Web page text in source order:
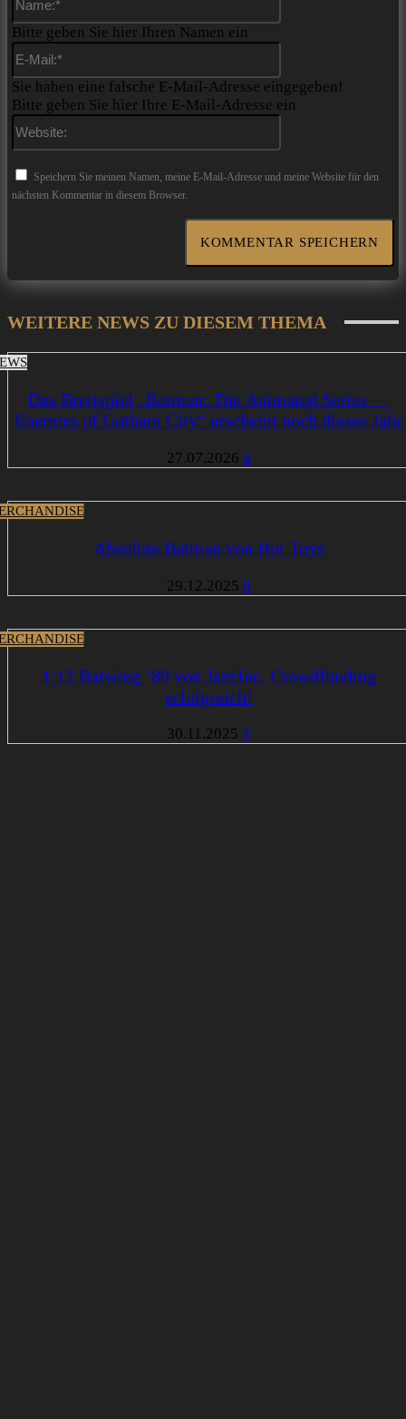
Bitte geben Sie hier Ihren Namen ein
Sie haben eine falsche E-Mail-Adresse eingegeben!
Bitte geben Sie hier Ihre E-Mail-Adresse ein
Speichern Sie meinen Namen, meine E-Mail-Adresse und meine Website für den
nächsten Kommentar in diesem Browser.
WEITERE NEWS ZU DIESEM THEMA
Das Brettspiel „Batman: The Animated Series —
Enemies of Gotham City“ erscheint noch dieses Jahr
27.07.2026 4
Absolute Batman von Hot Toys
29.12.2025 0
1:12 Batwing ’89 von JazzInc. Crowdfunding
erfolgreich!
30.11.2025 8